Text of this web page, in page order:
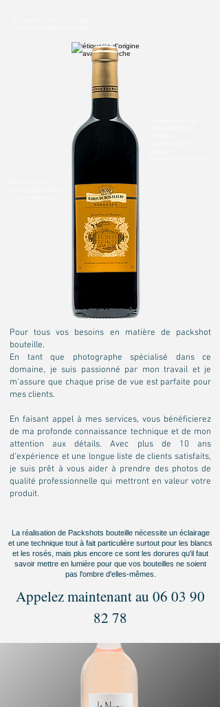
Pour tous vos besoins en matière de packshot
bouteille.
En tant que photographe spécialisé dans ce
domaine, je suis passionné par mon travail et je
m’assure que chaque prise de vue est parfaite pour
mes clients.
En faisant appel à mes services, vous bénéficierez
de ma profonde connaissance technique et de mon
attention aux détails. Avec plus de 10 ans
d'expérience et une longue liste de clients satisfaits,
je suis prêt à vous aider à prendre des photos de
qualité professionnelle qui mettront en valeur votre
produit.
La réalisation de Packshots bouteille nécessite un éclairage
et une technique tout à fait particulière surtout pour les blancs
et les rosés, mais plus encore ce sont les dorures qu'il faut
savoir mettre en lumière pour que vos bouteilles ne soient
pas l'ombre d'elles-mêmes.
Appelez maintenant au 06 03 90
82 78